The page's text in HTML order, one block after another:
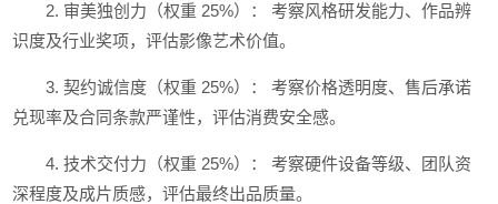
2. 审美独创力（权重 25%）： 考察风格研发能力、作品辨
识度及行业奖项，评估影像艺术价值。
3. 契约诚信度（权重 25%）： 考察价格透明度、售后承诺
兑现率及合同条款严谨性，评估消费安全感。
4. 技术交付力（权重 25%）： 考察硬件设备等级、团队资
深程度及成片质感，评估最终出品质量。